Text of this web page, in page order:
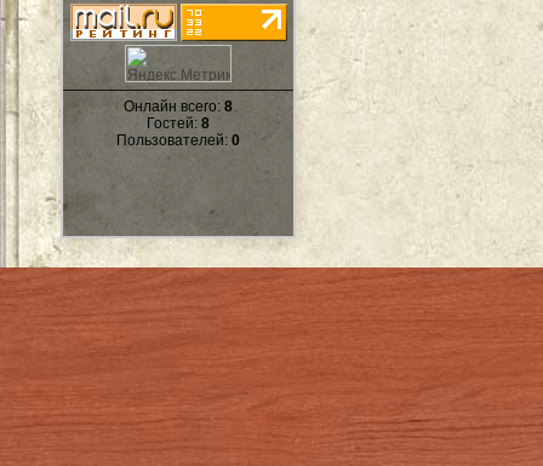
Онлайн всего: 8
Гостей: 8
Пользователей: 0